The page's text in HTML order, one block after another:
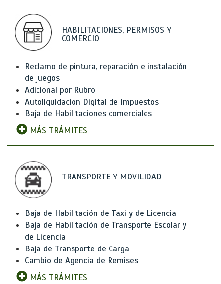
HABILITACIONES, PERMISOS Y
COMERCIO
Reclamo de pintura, reparación e instalación
de juegos
Adicional por Rubro
Autoliquidación Digital de Impuestos
Baja de Habilitaciones comerciales
MÁS TRÁMITES
TRANSPORTE Y MOVILIDAD
Baja de Habilitación de Taxi y de Licencia
Baja de Habilitación de Transporte Escolar y
de Licencia
Baja de Transporte de Carga
Cambio de Agencia de Remises
MÁS TRÁMITES